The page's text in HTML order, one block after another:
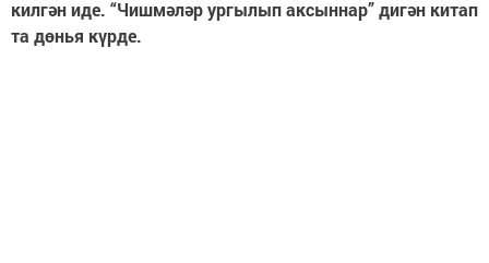
килгән иде. “Чишмәләр ургылып аксыннар” дигән китап
та дөнья күрде.